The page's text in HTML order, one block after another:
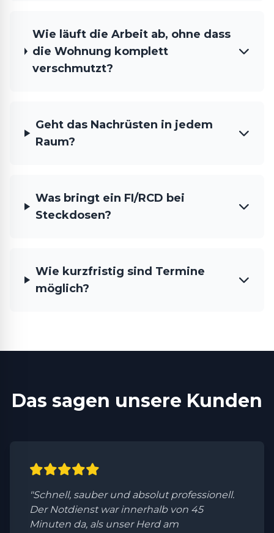
Wie läuft die Arbeit ab, ohne dass
die Wohnung komplett
verschmutzt?
Geht das Nachrüsten in jedem
Raum?
Was bringt ein FI/RCD bei
Steckdosen?
Wie kurzfristig sind Termine
möglich?
Das sagen unsere Kunden
"Schnell, sauber und absolut professionell.
Der Notdienst war innerhalb von 45
Minuten da, als unser Herd am